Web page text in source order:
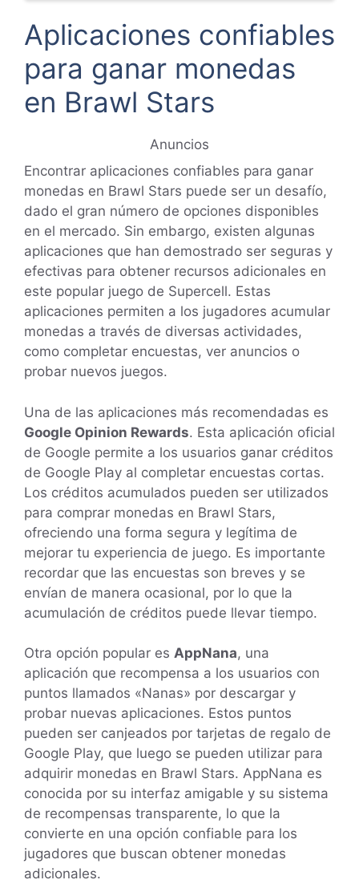
Aplicaciones confiables
para ganar monedas
en Brawl Stars
Anuncios
Encontrar aplicaciones confiables para ganar
monedas en Brawl Stars puede ser un desafío,
dado el gran número de opciones disponibles
en el mercado. Sin embargo, existen algunas
aplicaciones que han demostrado ser seguras y
efectivas para obtener recursos adicionales en
este popular juego de Supercell. Estas
aplicaciones permiten a los jugadores acumular
monedas a través de diversas actividades,
como completar encuestas, ver anuncios o
probar nuevos juegos.
Una de las aplicaciones más recomendadas es
Google Opinion Rewards. Esta aplicación oficial
de Google permite a los usuarios ganar créditos
de Google Play al completar encuestas cortas.
Los créditos acumulados pueden ser utilizados
para comprar monedas en Brawl Stars,
ofreciendo una forma segura y legítima de
mejorar tu experiencia de juego. Es importante
recordar que las encuestas son breves y se
envían de manera ocasional, por lo que la
acumulación de créditos puede llevar tiempo.
Otra opción popular es AppNana, una
aplicación que recompensa a los usuarios con
puntos llamados «Nanas» por descargar y
probar nuevas aplicaciones. Estos puntos
pueden ser canjeados por tarjetas de regalo de
Google Play, que luego se pueden utilizar para
adquirir monedas en Brawl Stars. AppNana es
conocida por su interfaz amigable y su sistema
de recompensas transparente, lo que la
convierte en una opción confiable para los
jugadores que buscan obtener monedas
adicionales.